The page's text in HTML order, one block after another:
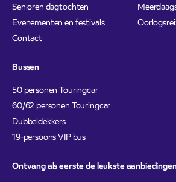
Senioren dagtochten
Evenementen en festivals
Contact
Bussen
50 personen Touringcar
60/62 personen Touringcar
Dubbeldekkers
19-persoons VIP bus
Ontvang als eerste de leukste